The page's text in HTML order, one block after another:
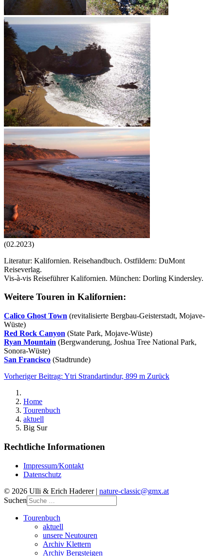
(02.2023)
Literatur: Kalifornien. Reisehandbuch. Ostfildern: DuMont
Reiseverlag.
Vis-à-vis Reiseführer Kalifornien. München: Dorling Kindersley.
Weitere Touren in Kalifornien:
Calico Ghost Town (revitalisierte Bergbau-Geisterstadt, Mojave-
Wüste)
Red Rock Canyon (State Park, Mojave-Wüste)
Ryan Mountain (Bergwanderung, Joshua Tree National Park,
Sonora-Wüste)
San Francisco (Stadtrunde)
Vorheriger Beitrag: Ytri Strandartindur, 899 m Zurück
Home
Tourenbuch
aktuell
Big Sur
Rechtliche Informationen
Impressum/Kontakt
Datenschutz
© 2026 Ulli & Erich Haderer | nature-classic@gmx.at
Suchen
Tourenbuch
aktuell
unsere Neutouren
Archiv Klettern
Archiv Bergsteigen